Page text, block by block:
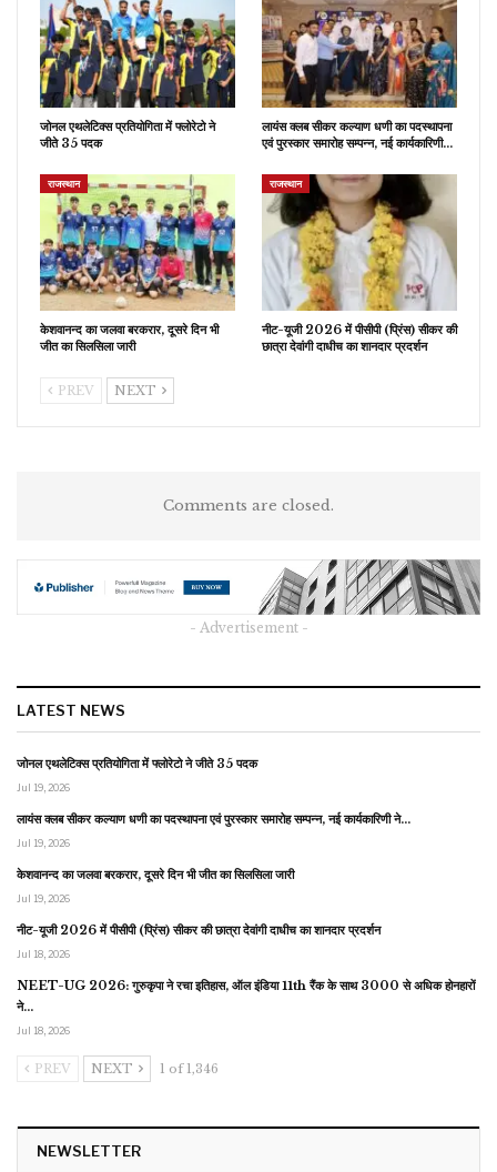
जोनल एथलेटिक्स प्रतियोगिता में फ्लोरेटो ने
जीते 35 पदक
लायंस क्लब सीकर कल्याण धणी का पदस्थापना
एवं पुरस्कार समारोह सम्पन्न, नई कार्यकारिणी…
राजस्थान
केशवानन्द का जलवा बरकरार, दूसरे दिन भी
जीत का सिलसिला जारी
राजस्थान
नीट-यूजी 2026 में पीसीपी (प्रिंस) सीकर की
छात्रा देवांगी दाधीच का शानदार प्रदर्शन
PREV NEXT
Comments are closed.
- Advertisement -
LATEST NEWS
जोनल एथलेटिक्स प्रतियोगिता में फ्लोरेटो ने जीते 35 पदक
Jul 19, 2026
लायंस क्लब सीकर कल्याण धणी का पदस्थापना एवं पुरस्कार समारोह सम्पन्न, नई कार्यकारिणी ने…
Jul 19, 2026
केशवानन्द का जलवा बरकरार, दूसरे दिन भी जीत का सिलसिला जारी
Jul 19, 2026
नीट-यूजी 2026 में पीसीपी (प्रिंस) सीकर की छात्रा देवांगी दाधीच का शानदार प्रदर्शन
Jul 18, 2026
NEET-UG 2026: गुरुकृपा ने रचा इतिहास, ऑल इंडिया 11th रैंक के साथ 3000 से अधिक होनहारों
ने…
Jul 18, 2026
PREV NEXT 1 of 1,346
NEWSLETTER